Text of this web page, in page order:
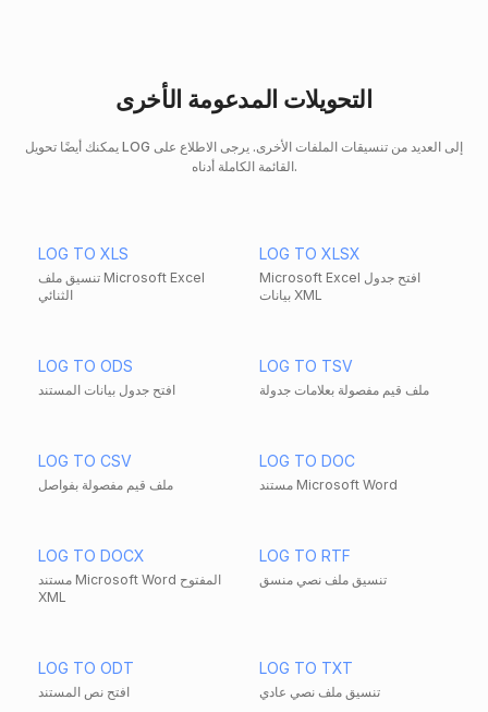
التحويلات المدعومة الأخرى
يمكنك أيضًا تحويل LOG إلى العديد من تنسيقات الملفات الأخرى. يرجى الاطلاع على
القائمة الكاملة أدناه.
LOG TO XLS
تنسيق ملف Microsoft Excel
الثنائي
LOG TO XLSX
Microsoft Excel افتح جدول
بيانات XML
LOG TO ODS
افتح جدول بيانات المستند
LOG TO TSV
ملف قيم مفصولة بعلامات جدولة
LOG TO CSV
ملف قيم مفصولة بفواصل
LOG TO DOC
مستند Microsoft Word
LOG TO DOCX
مستند Microsoft Word المفتوح
XML
LOG TO RTF
تنسيق ملف نصي منسق
LOG TO ODT
افتح نص المستند
LOG TO TXT
تنسيق ملف نصي عادي